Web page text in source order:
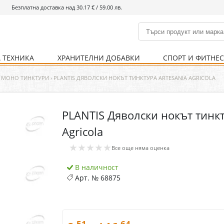
Безплатна доставка над 30.17 € / 59.00 лв.
% Хранителни добавки % Спорт и фитнес
Болно гърло Ваксини
Кости и стави Нервна система
Храносмилателна
Инхалатори Термометри
ХРАНИТЕЛНИ ДОБАВКИ
Кости и стави Нервна система
СПОРТ И ФИТНЕС
Храни и напитки Уреди и аксесоари
Детска козметика Козметика за мъже
Уреди Хранене
Хигиена на тялото Предпазни стредства
МОНО ТИНКТУРИ › PLANTIS ДЯВОЛСКИ НОКЪТ ТИНКТУРА ARTESANIA AGRICOLA
PLANTIS Дяволски нокът
Agricola
★★★★★ Все още няма оценка
В наличност
Арт. №68875